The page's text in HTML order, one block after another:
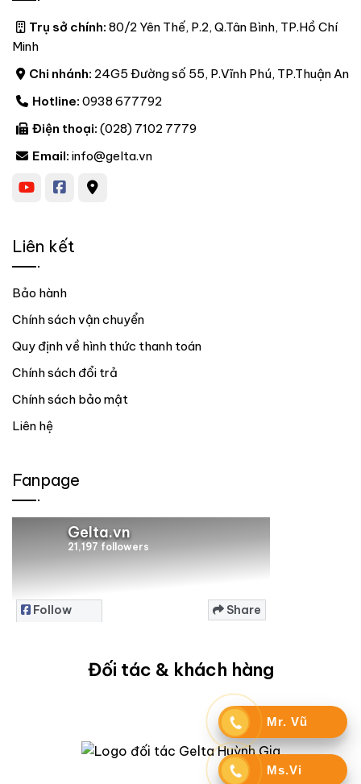
Trụ sở chính: 80/2 Yên Thế, P.2, Q.Tân Bình, TP.Hồ Chí
Minh
Chi nhánh: 24G5 Đường số 55, P.Vĩnh Phú, TP.Thuận An
Hotline: 0938 677792
Điện thoại: (028) 7102 7779
Email: info@gelta.vn
Liên kết
Bảo hành
Chính sách vận chuyển
Quy định về hình thức thanh toán
Chính sách đổi trả
Chính sách bảo mật
Liên hệ
Fanpage
Gelta.vn
21,197 followers
Follow
Share
Đối tác & khách hàng
Mr. Vũ
Ms.Vi